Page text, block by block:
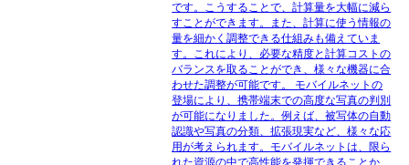
です。こうすることで、計算量を大幅に減ら
すことができます。また、計算に使う情報の
量を細かく調整できる仕組みも備えていま
す。これにより、必要な精度と計算コストの
バランスを取ることができ、様々な機器に合
わせた調整が可能です。 モバイルネットの
登場により、携帯端末での高度な写真の判別
が可能になりました。例えば、被写体の自動
認識や写真の分類、拡張現実など、様々な応
用が考えられます。モバイルネットは、限ら
れた資源の中で高性能を発揮できることか